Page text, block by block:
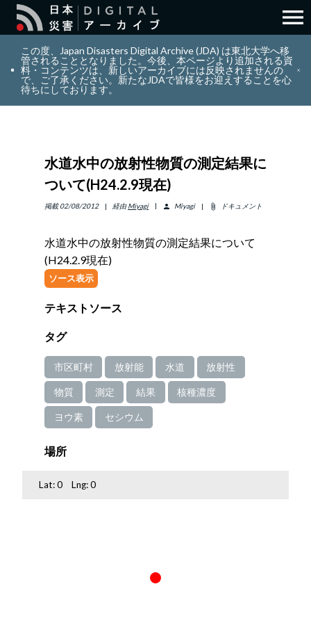
search 検索
layers コレクション
info_outline リソース
アバウト
ENGLISH 日本語
menu
この度、Japan Disasters Digital Archive (JDA) は東北大学へ移
管されることとなりました。今後、本ページより追加される資
料・コンテンツは、新しいアーカイブには反映されませんの
で、ご了承ください。新たなJDAで皆様をお迎えすることを心
待ちにしております。
水道水中の放射性物質の測定結果に
ついて(H24.2.9現在)
掲載 02/08/2012 経由 Miyagi person Miyagi attach_file ドキュメント
水道水中の放射性物質の測定結果について
(H24.2.9現在)
ソース表示
テキストソース
タグ
市区町村 放射能 水道 放射性
物質 測定 結果 核種濃度
ヨウ素 セシウム
場所
Lat:0 Lng:0